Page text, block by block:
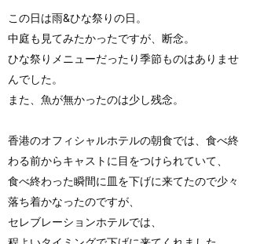
この日は雨&ひな祭りの日。
中庭も見てみたかったですが、断念。
ひな祭りメニューだったり季節ものはありませ
んでした。
また、魚が無かったのは少し残念。
香港のオフィシャルホテルの朝食では、食べ終
わる前からキャストに目をつけられていて、
食べ終わった瞬間に皿を下げに来てたので少々
落ち着かなったのですが、
セレブレーションホテルでは、